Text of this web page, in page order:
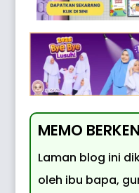
MEMO
Laman blog ini
oleh ibu bapa,